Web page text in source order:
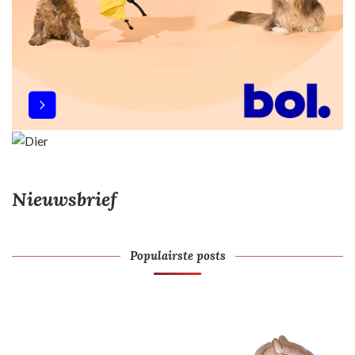
Nieuwsbrief
Populairste posts